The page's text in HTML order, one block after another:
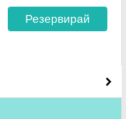
Резервирай